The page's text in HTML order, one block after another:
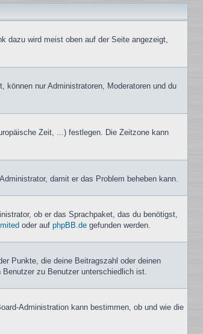
dazu wird meist oben auf der Seite angezeigt,
können nur Administratoren, Moderatoren und du
Zeit, ...) festlegen. Die Zeitzone kann
damit er das Problem beheben kann.
ob er das Sprachpaket, das du benötigst,
oder auf phpBB.de gefunden werden.
Punkte, die deine Beitragszahl oder deinen
zu Benutzer unterschiedlich ist.
Administration kann bestimmen, ob und wie die